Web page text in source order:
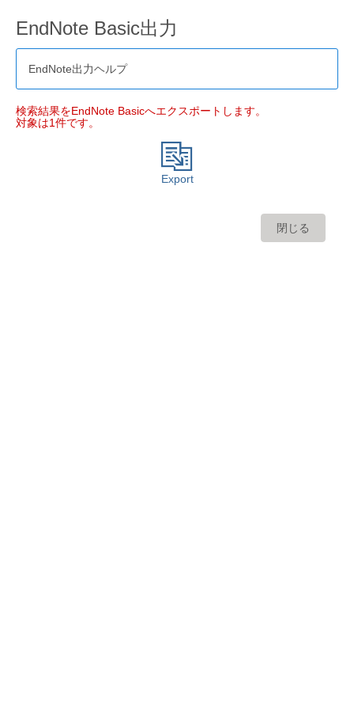
EndNote Basic出力
EndNote出力ヘルプ
検索結果をEndNote Basicへエクスポートします。
対象は1件です。
Export